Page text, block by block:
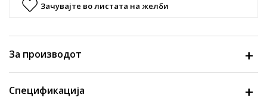
Зачувајте во листата на желби
За производот
Спецификација